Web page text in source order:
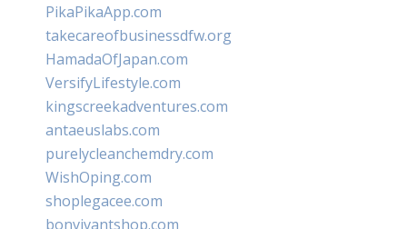
PikaPikaApp.com
takecareofbusinessdfw.org
HamadaOfJapan.com
VersifyLifestyle.com
kingscreekadventures.com
antaeuslabs.com
purelycleanchemdry.com
WishOping.com
shoplegacee.com
bonvivantshop.com